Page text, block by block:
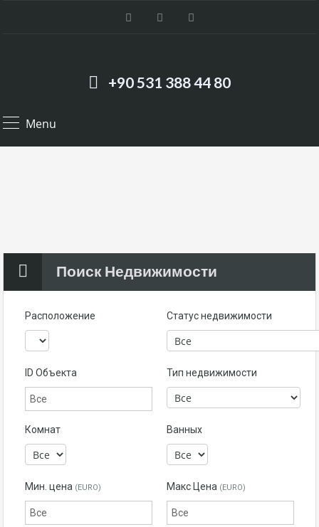
+90 531 388 44 80
Menu
Поиск Недвижимости
Расположение Статус недвижимости
ID Объекта Тип недвижимости
Комнат Ванных
Мин. цена (EURO) Макс Цена (EURO)